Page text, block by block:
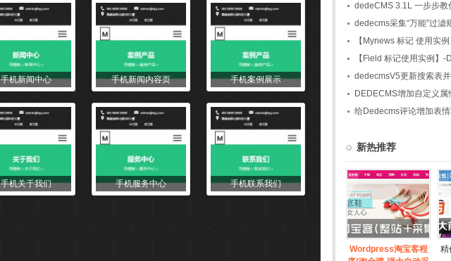
手机新闻中心 手机新闻内容页 手机案例展示
手机关于我们 手机服务中心 手机联系我们
dedeCMS 3.1L 一步步教
dedecms采集“万能”过滤
【Mynews 标记 使用实
制作使用实例教程(9)
【Field 标记使用实例】
使用实例教程(2)
dedecmsV5更新搜索表
(解决搜索路径错误)
DEDECMS增加自定义属
给Dedecms评论增加表